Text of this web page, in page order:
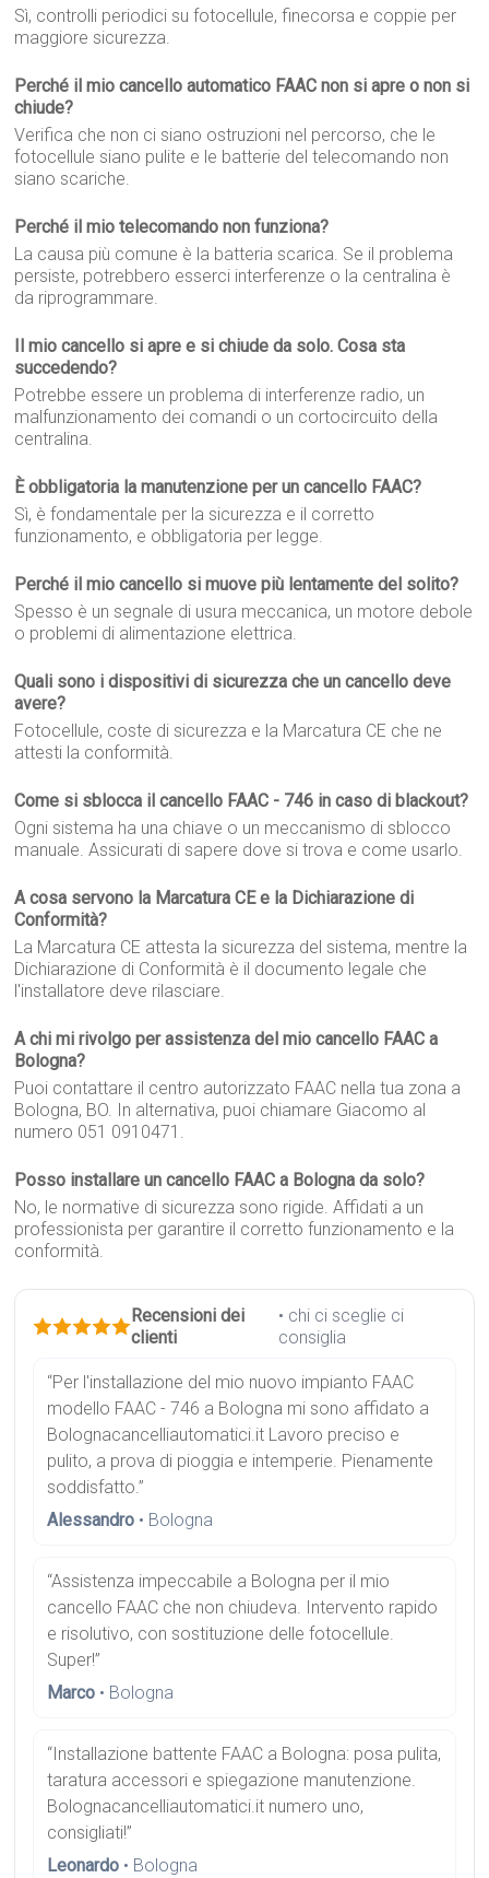
Sì, controlli periodici su fotocellule, finecorsa e coppie per
maggiore sicurezza.
Perché il mio cancello automatico FAAC non si apre o non si
chiude?
Verifica che non ci siano ostruzioni nel percorso, che le
fotocellule siano pulite e le batterie del telecomando non
siano scariche.
Perché il mio telecomando non funziona?
La causa più comune è la batteria scarica. Se il problema
persiste, potrebbero esserci interferenze o la centralina è
da riprogrammare.
Il mio cancello si apre e si chiude da solo. Cosa sta
succedendo?
Potrebbe essere un problema di interferenze radio, un
malfunzionamento dei comandi o un cortocircuito della
centralina.
È obbligatoria la manutenzione per un cancello FAAC?
Sì, è fondamentale per la sicurezza e il corretto
funzionamento, e obbligatoria per legge.
Perché il mio cancello si muove più lentamente del solito?
Spesso è un segnale di usura meccanica, un motore debole
o problemi di alimentazione elettrica.
Quali sono i dispositivi di sicurezza che un cancello deve
avere?
Fotocellule, coste di sicurezza e la Marcatura CE che ne
attesti la conformità.
Come si sblocca il cancello FAAC - 746 in caso di blackout?
Ogni sistema ha una chiave o un meccanismo di sblocco
manuale. Assicurati di sapere dove si trova e come usarlo.
A cosa servono la Marcatura CE e la Dichiarazione di
Conformità?
La Marcatura CE attesta la sicurezza del sistema, mentre la
Dichiarazione di Conformità è il documento legale che
l'installatore deve rilasciare.
A chi mi rivolgo per assistenza del mio cancello FAAC a
Bologna?
Puoi contattare il centro autorizzato FAAC nella tua zona a
Bologna, BO. In alternativa, puoi chiamare Giacomo al
numero 051 0910471.
Posso installare un cancello FAAC a Bologna da solo?
No, le normative di sicurezza sono rigide. Affidati a un
professionista per garantire il corretto funzionamento e la
conformità.
Recensioni dei
clienti
• chi ci sceglie ci
consiglia
“Per l'installazione del mio nuovo impianto FAAC
modello FAAC - 746 a Bologna mi sono affidato a
Bolognacancelliautomatici.it Lavoro preciso e
pulito, a prova di pioggia e intemperie. Pienamente
soddisfatto.”
Alessandro • Bologna
“Assistenza impeccabile a Bologna per il mio
cancello FAAC che non chiudeva. Intervento rapido
e risolutivo, con sostituzione delle fotocellule.
Super!”
Marco • Bologna
“Installazione battente FAAC a Bologna: posa pulita,
taratura accessori e spiegazione manutenzione.
Bolognacancelliautomatici.it numero uno,
consigliati!”
Leonardo • Bologna